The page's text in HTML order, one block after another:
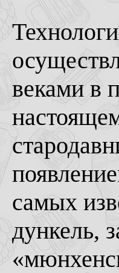
веками в
самых
дункель,